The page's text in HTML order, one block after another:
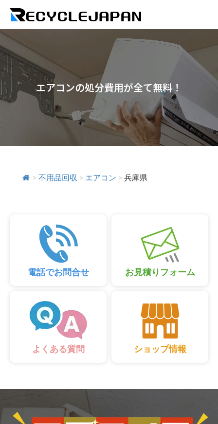
エアコンの処分費用が全て無料！
> 不用品回収 > エアコン > 兵庫県
電話でお問合せ お見積りフォーム
よくある質問 ショップ情報